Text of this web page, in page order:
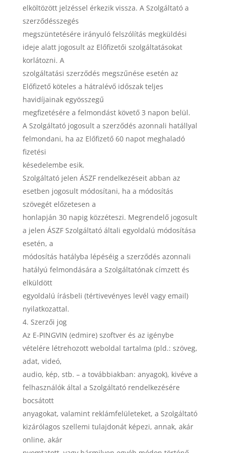
elköltözött jelzéssel érkezik vissza. A Szolgáltató a
szerződésszegés
megszüntetésére irányuló felszólítás megküldési
ideje alatt jogosult az Előfizetői szolgáltatásokat
korlátozni. A
szolgáltatási szerződés megszűnése esetén az
Előfizető köteles a hátralévő időszak teljes
havidíjainak egyösszegű
megfizetésére a felmondást követő 3 napon belül.
A Szolgáltató jogosult a szerződés azonnali hatállyal
felmondani, ha az Előfizető 60 napot meghaladó
fizetési
késedelembe esik.
Szolgáltató jelen ÁSZF rendelkezéseit abban az
esetben jogosult módosítani, ha a módosítás
szövegét előzetesen a
honlapján 30 napig közzéteszi. Megrendelő jogosult
a jelen ÁSZF Szolgáltató általi egyoldalú módosítása
esetén, a
módosítás hatályba lépéséig a szerződés azonnali
hatályú felmondására a Szolgáltatónak címzett és
elküldött
egyoldalú írásbeli (tértivevényes levél vagy email)
nyilatkozattal.
Szerzői jog
Az E-PINGVIN (edmire) szoftver és az igénybe
vételére létrehozott weboldal tartalma (pld.: szöveg,
adat, videó,
audio, kép, stb. – a továbbiakban: anyagok), kivéve a
felhasználók által a Szolgáltató rendelkezésére
bocsátott
anyagokat, valamint reklámfelületeket, a Szolgáltató
kizárólagos szellemi tulajdonát képezi, annak, akár
online, akár